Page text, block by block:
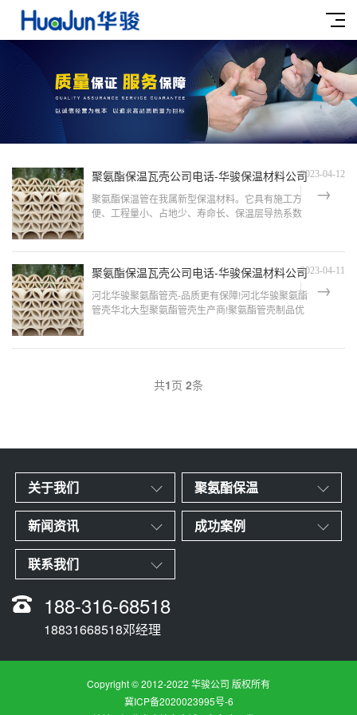
聚氨酯保温瓦壳公司电话-华骏保温材料公司2023-04-12
聚氨酯保温管在我属新型保温材料。它具有施工方
便、工程量小、占地少、寿命长、保温层导热系数
器内热介...
聚氨酯保温瓦壳公司电话-华骏保温材料公司2023-04-11
河北华骏聚氨酯管壳-品质更有保障!河北华骏聚氨酯
管壳华北大型聚氨酯管壳生产商!聚氨酯管壳制品优
共1页 2条
关于我们 聚氨酯保温
新闻资讯 成功案例
联系我们
188-316-68518
18831668518邓经理
Copyright © 2012-2022 华骏公司 版权所有
冀ICP备2020023995号-6